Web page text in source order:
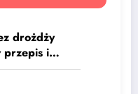
drożdży
przepis i